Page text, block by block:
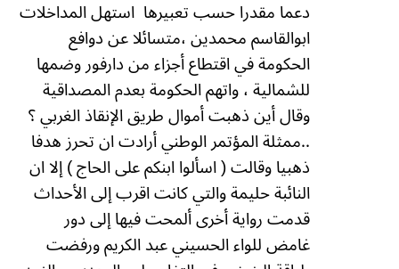
دعما مقدرا حسب تعبيرها استهل المداخلات
ابوالقاسم محمدين ،متسائلا عن دوافع
الحكومة في اقتطاع أجزاء من دارفور وضمها
للشمالية ، واتهم الحكومة بعدم المصداقية
وقال أين ذهبت أموال طريق الإنقاذ الغربي ؟
..ممثلة المؤتمر الوطني أرادت ان تحرز هدفا
ذهبيا وقالت ( اسألوا ابنكم على الحاج ) إلا ان
النائبة حليمة والتي كانت اقرب إلى الأحداث
قدمت رواية أخرى ألمحت فيها إلى دور
غامض للواء الحسيني عبد الكريم ورفضت